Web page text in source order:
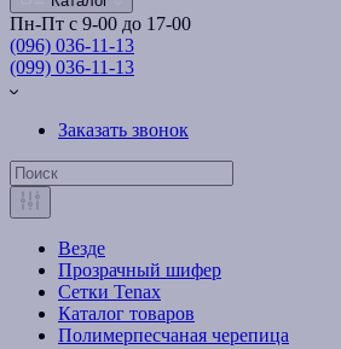
Пн-Пт с 9-00 до 17-00
(096) 036-11-13
(099) 036-11-13
Заказать звонок
Везде
Прозрачный шифер
Сетки Tenax
Каталог товаров
Полимерпесчаная черепица